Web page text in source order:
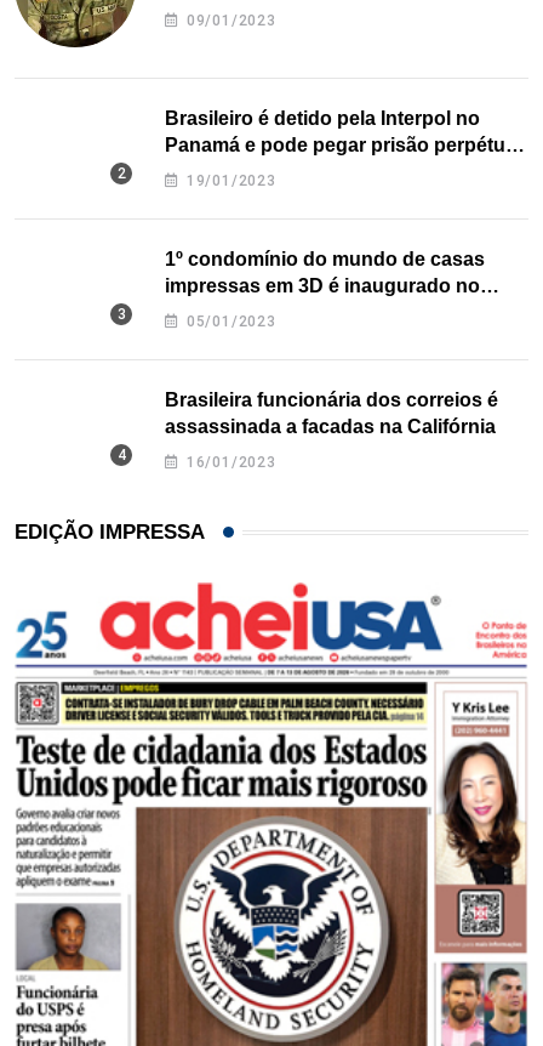
09/01/2023
Brasileiro é detido pela Interpol no
Panamá e pode pegar prisão perpétua
nos EUA
19/01/2023
1º condomínio do mundo de casas
impressas em 3D é inaugurado no
Texas
05/01/2023
Brasileira funcionária dos correios é
assassinada a facadas na Califórnia
16/01/2023
EDIÇÃO IMPRESSA